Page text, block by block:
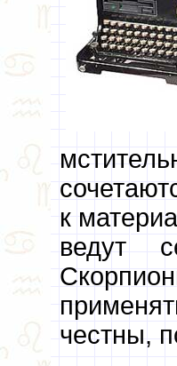
к
ведут
честны,